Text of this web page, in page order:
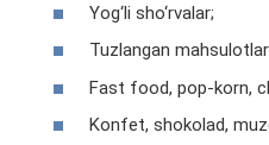
Yog‘li sho‘rvalar;
Tuzlangan
Fast food, pop-korn,
Konfet, shokolad,